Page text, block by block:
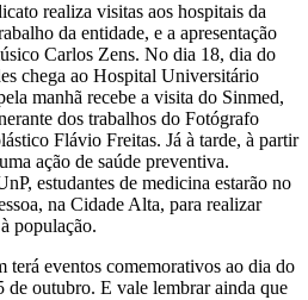
realiza visitas aos hospitais da
da entidade, e a apresentação
Carlos Zens. No dia 18, dia do
chega ao Hospital Universitário
manhã recebe a visita do Sinmed,
dos trabalhos do Fotógrafo
Flávio Freitas. Já à tarde, à partir
ação de saúde preventiva.
estudantes de medicina estarão no
na Cidade Alta, para realizar
população.
terá eventos comemorativos ao dia do
de outubro. E vale lembrar ainda que